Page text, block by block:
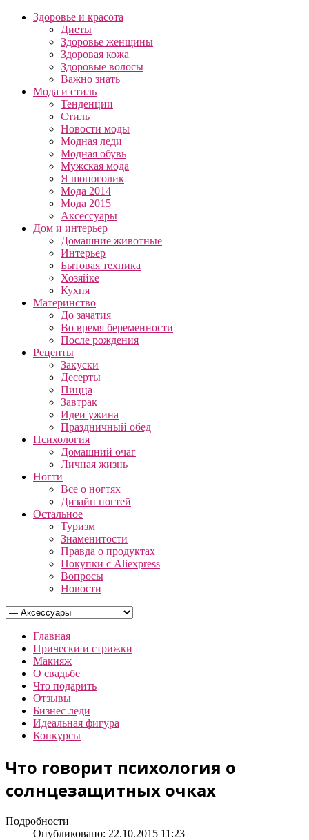
Здоровье и красота
Диеты
Здоровье женщины
Здоровая кожа
Здоровые волосы
Важно знать
Мода и стиль
Тенденции
Стиль
Новости моды
Модная леди
Модная обувь
Мужская мода
Я шопоголик
Мода 2014
Мода 2015
Аксессуары
Дом и интерьер
Домашние животные
Интерьер
Бытовая техника
Хозяйке
Кухня
Материнство
До зачатия
Во время беременности
После рождения
Рецепты
Закуски
Десерты
Пицца
Завтрак
Идеи ужина
Праздничный обед
Психология
Домашний очаг
Личная жизнь
Ногти
Все о ногтях
Дизайн ногтей
Остальное
Туризм
Знаменитости
Правда о продуктах
Покупки с Aliexpress
Вопросы
Новости
Главная
Прически и стрижки
Макияж
О свадьбе
Что подарить
Отзывы
Бизнес леди
Идеальная фигура
Конкурсы
Что говорит психология о
солнцезащитных очках
Подробности
Опубликовано: 22.10.2015 11:23